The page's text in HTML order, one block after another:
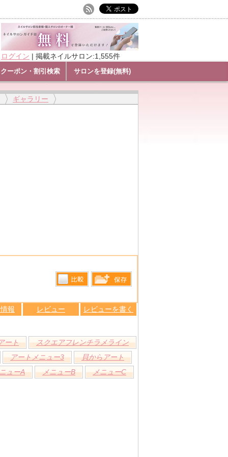
クーポン・割引検索 サロンを登録(無料)
ログイン | 掲載ネイルサロン:1,555件
ギャラリー
る
トへ登録
報 レビュー レビューを書く
ート
スクエアフレンチラメライン
アートメニュー3
貝からアート
ューA
メニューB メニューC